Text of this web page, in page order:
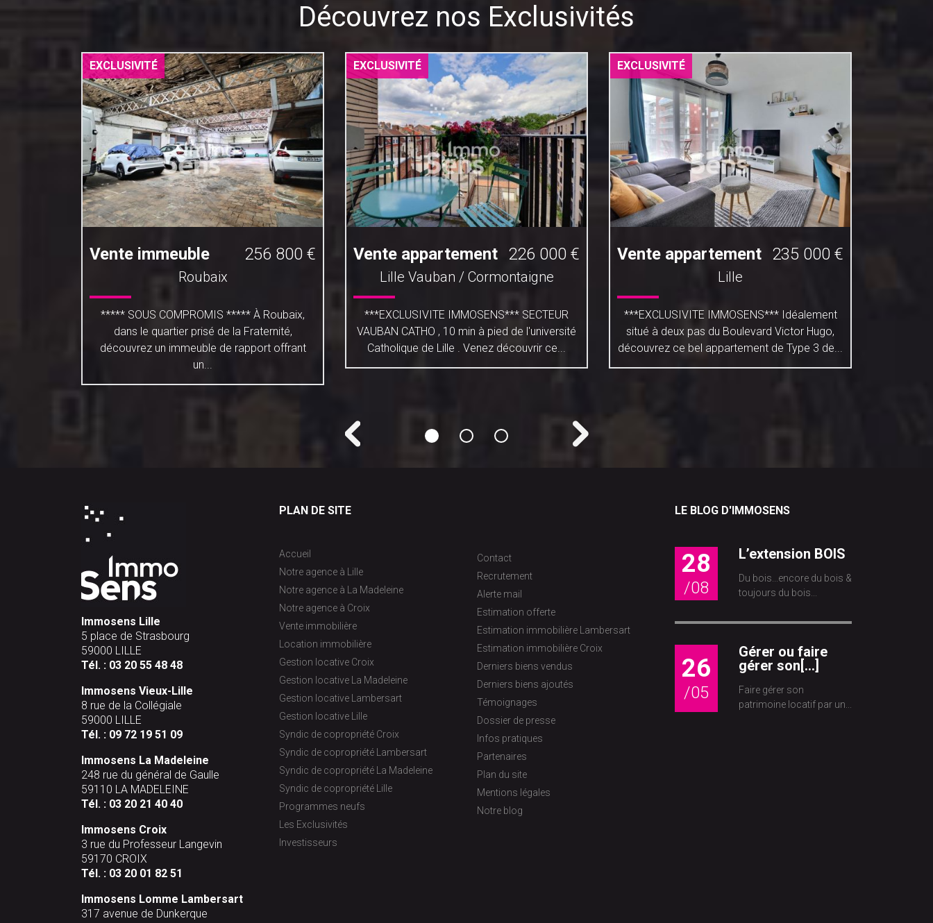
Découvrez nos Exclusivités
EXCLUSIVITÉ
Vente immeuble 256 800 €
Roubaix
***** SOUS COMPROMIS ***** À Roubaix,
dans le quartier prisé de la Fraternité,
découvrez un immeuble de rapport offrant
un...
EXCLUSIVITÉ
Vente appartement 226 000 €
Lille Vauban / Cormontaigne
***EXCLUSIVITE IMMOSENS*** SECTEUR
VAUBAN CATHO , 10 min à pied de l'université
Catholique de Lille . Venez découvrir ce...
EXCLUSIVITÉ
Vente appartement 235 000 €
Lille
***EXCLUSIVITE IMMOSENS*** Idéalement
situé à deux pas du Boulevard Victor Hugo,
découvrez ce bel appartement de Type 3 de...
Immosens Lille
5 place de Strasbourg
59000 LILLE
Tél. : 03 20 55 48 48
Immosens Vieux-Lille
8 rue de la Collégiale
59000 LILLE
Tél. : 09 72 19 51 09
Immosens La Madeleine
248 rue du général de Gaulle
59110 LA MADELEINE
Tél. : 03 20 21 40 40
Immosens Croix
3 rue du Professeur Langevin
59170 CROIX
Tél. : 03 20 01 82 51
Immosens Lomme Lambersart
317 avenue de Dunkerque
PLAN DE SITE
Accueil
Notre agence à Lille
Notre agence à La Madeleine
Notre agence à Croix
Vente immobilière
Location immobilière
Gestion locative Croix
Gestion locative La Madeleine
Gestion locative Lambersart
Gestion locative Lille
Syndic de copropriété Croix
Syndic de copropriété Lambersart
Syndic de copropriété La Madeleine
Syndic de copropriété Lille
Programmes neufs
Les Exclusivités
Investisseurs
Contact
Recrutement
Alerte mail
Estimation offerte
Estimation immobilière Lambersart
Estimation immobilière Croix
Derniers biens vendus
Derniers biens ajoutés
Témoignages
Dossier de presse
Infos pratiques
Partenaires
Plan du site
Mentions légales
Notre blog
LE BLOG D'IMMOSENS
28
/08
L’extension BOIS
Du bois...encore du bois &
toujours du bois...
26
/05
Gérer ou faire
gérer son[...]
Faire gérer son
patrimoine locatif par un...